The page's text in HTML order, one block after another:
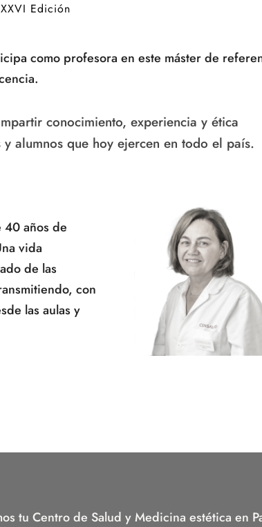
XXVI Edición
como profesora en este máster de
conocimiento, experiencia y ética
alumnos que hoy ejercen en todo el país.
40 años de
vida
de las
con
las aulas y
tu Centro de Salud y Medicina estética en